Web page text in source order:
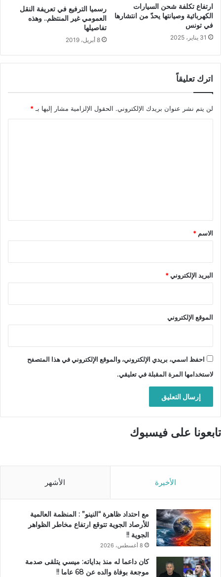
ارتفاع تكلفة شحن السيارات
الكهربائية وصيانتها يحدّ من انتشارها
في تونس
31 يناير، 2025
رسميا الترفيع في تعريفة النقل
العمومي غير المنتظم.. وهذه
تفاصيلها
8 أبريل، 2019
اترك تعليقاً
لن يتم نشر عنوان بريدك الإلكتروني. الحقول الإلزامية مشار إليها بـ *
*
الاسم *
البريد الإلكتروني*
الموقع الإلكتروني
احفظ اسمي، بريدي الإلكتروني، والموقع الإلكتروني في هذا المتصفح
لاستخدامها المرة المقبلة في تعليقي.
تابعونا على فيسبوك
الأخيرة الأشهر
مع احتداد ظاهرة “النينو” : المنظمة العالمية
للأرصاد الجوية تتوقع ارتفاع مخاطر الظواهر
الجوية !!
8 أغسطس، 2026
كان داعما له منذ بداياته: ميسي يتلقى صدمة
موجعة بوفاة والده عن 68 عاما !!